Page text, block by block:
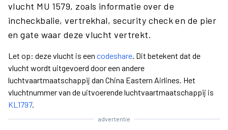
vlucht MU 1579, zoals informatie over de
incheckbalie, vertrekhal, security check en de pier
en gate waar deze vlucht vertrekt.
Let op: deze vlucht is een codeshare. Dit betekent dat de
vlucht wordt uitgevoerd door een andere
luchtvaartmaatschappij dan China Eastern Airlines. Het
vluchtnummer van de uitvoerende luchtvaartmaatschappij is
KL1797.
advertentie